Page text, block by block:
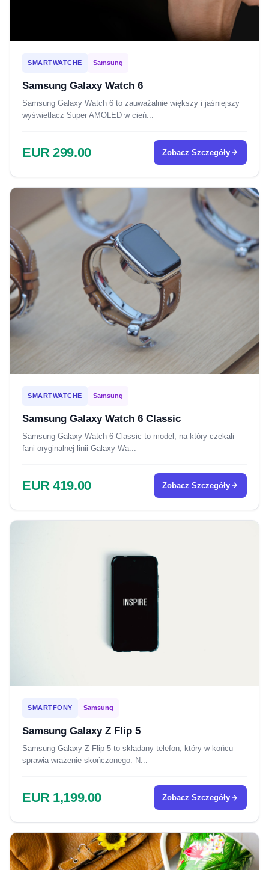
SMARTWATCHE Samsung
Samsung Galaxy Watch 6
Samsung Galaxy Watch 6 to zauważalnie większy i jaśniejszy
wyświetlacz Super AMOLED w cień...
EUR 299.00 Zobacz Szczegóły
SMARTWATCHE Samsung
Samsung Galaxy Watch 6 Classic
Samsung Galaxy Watch 6 Classic to model, na który czekali
fani oryginalnej linii Galaxy Wa...
EUR 419.00 Zobacz Szczegóły
SMARTFONY Samsung
Samsung Galaxy Z Flip 5
Samsung Galaxy Z Flip 5 to składany telefon, który w końcu
sprawia wrażenie skończonego. N...
EUR 1,199.00 Zobacz Szczegóły